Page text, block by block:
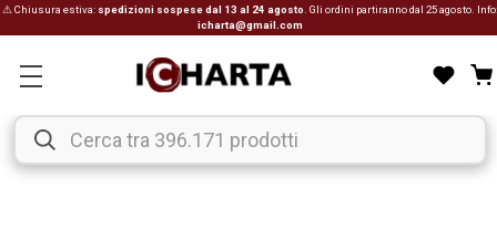
⚠ Chiusura estiva: spedizioni sospese dal 13 al 24 agosto . Gli ordini partiranno dal 25 agosto. Info:
icharta@gmail.com